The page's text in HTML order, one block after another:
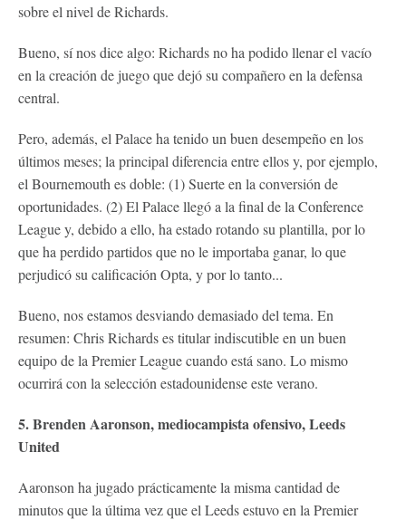
sobre el nivel de Richards.
Bueno, sí nos dice algo: Richards no ha podido llenar el vacío
en la creación de juego que dejó su compañero en la defensa
central.
Pero, además, el Palace ha tenido un buen desempeño en los
últimos meses; la principal diferencia entre ellos y, por ejemplo,
el Bournemouth es doble: (1) Suerte en la conversión de
oportunidades. (2) El Palace llegó a la final de la Conference
League y, debido a ello, ha estado rotando su plantilla, por lo
que ha perdido partidos que no le importaba ganar, lo que
perjudicó su calificación Opta, y por lo tanto...
Bueno, nos estamos desviando demasiado del tema. En
resumen: Chris Richards es titular indiscutible en un buen
equipo de la Premier League cuando está sano. Lo mismo
ocurrirá con la selección estadounidense este verano.
5. Brenden Aaronson, mediocampista ofensivo, Leeds
United
Aaronson ha jugado prácticamente la misma cantidad de
minutos que la última vez que el Leeds estuvo en la Premier